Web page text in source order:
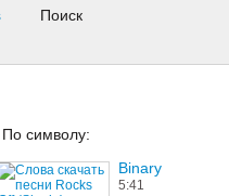
По символу:
Binary
5:41